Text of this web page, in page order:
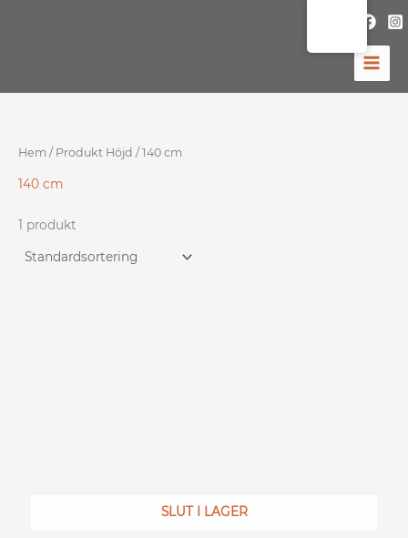
Hem / Produkt Höjd / 140 cm
140 cm
1 produkt
SLUT I LAGER